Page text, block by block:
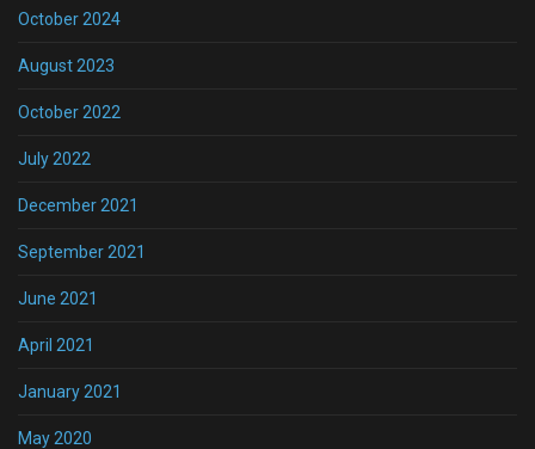
October 2024
August 2023
October 2022
July 2022
December 2021
September 2021
June 2021
April 2021
January 2021
May 2020